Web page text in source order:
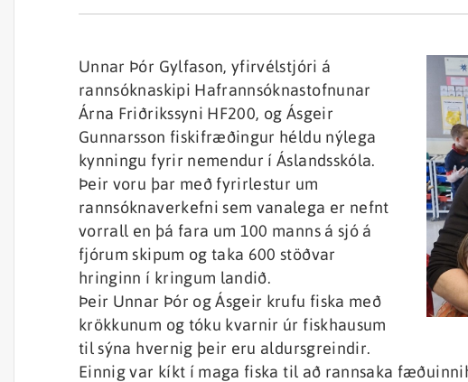
Unnar Þór Gylfason, yfirvélstjóri á
rannsóknaskipi Hafrannsóknastofnunar
Árna Friðrikssyni HF200, og Ásgeir
Gunnarsson fiskifræðingur héldu nýlega
kynningu fyrir nemendur í Áslandsskóla.
Þeir voru þar með fyrirlestur um
rannsóknaverkefni sem vanalega er nefnt
vorrall en þá fara um 100 manns á sjó á
fjórum skipum og taka 600 stöðvar
hringinn í kringum landið.
Þeir Unnar Þór og Ásgeir krufu fiska með
krökkunum og tóku kvarnir úr fiskhausum
til sýna hvernig þeir eru aldursgreindir.
Einnig var kíkt í maga fiska til að rannsaka